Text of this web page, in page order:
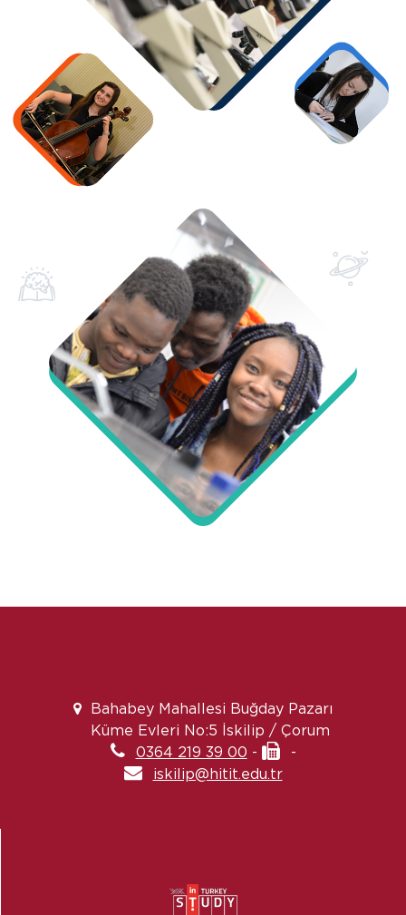
Bahabey Mahallesi Buğday Pazarı
Küme Evleri No:5 İskilip / Çorum
0364 219 39 00 -
-
iskilip@hitit.edu.tr